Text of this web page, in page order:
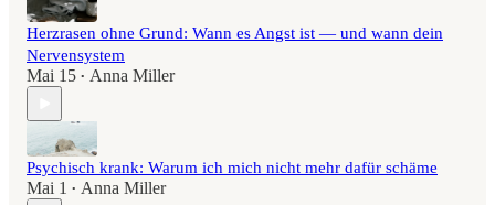
Herzrasen ohne Grund: Wann es Angst ist — und wann dein
Nervensystem
Mai 15 • Anna Miller
Psychisch krank: Warum ich mich nicht mehr dafür schäme
Mai 1 • Anna Miller